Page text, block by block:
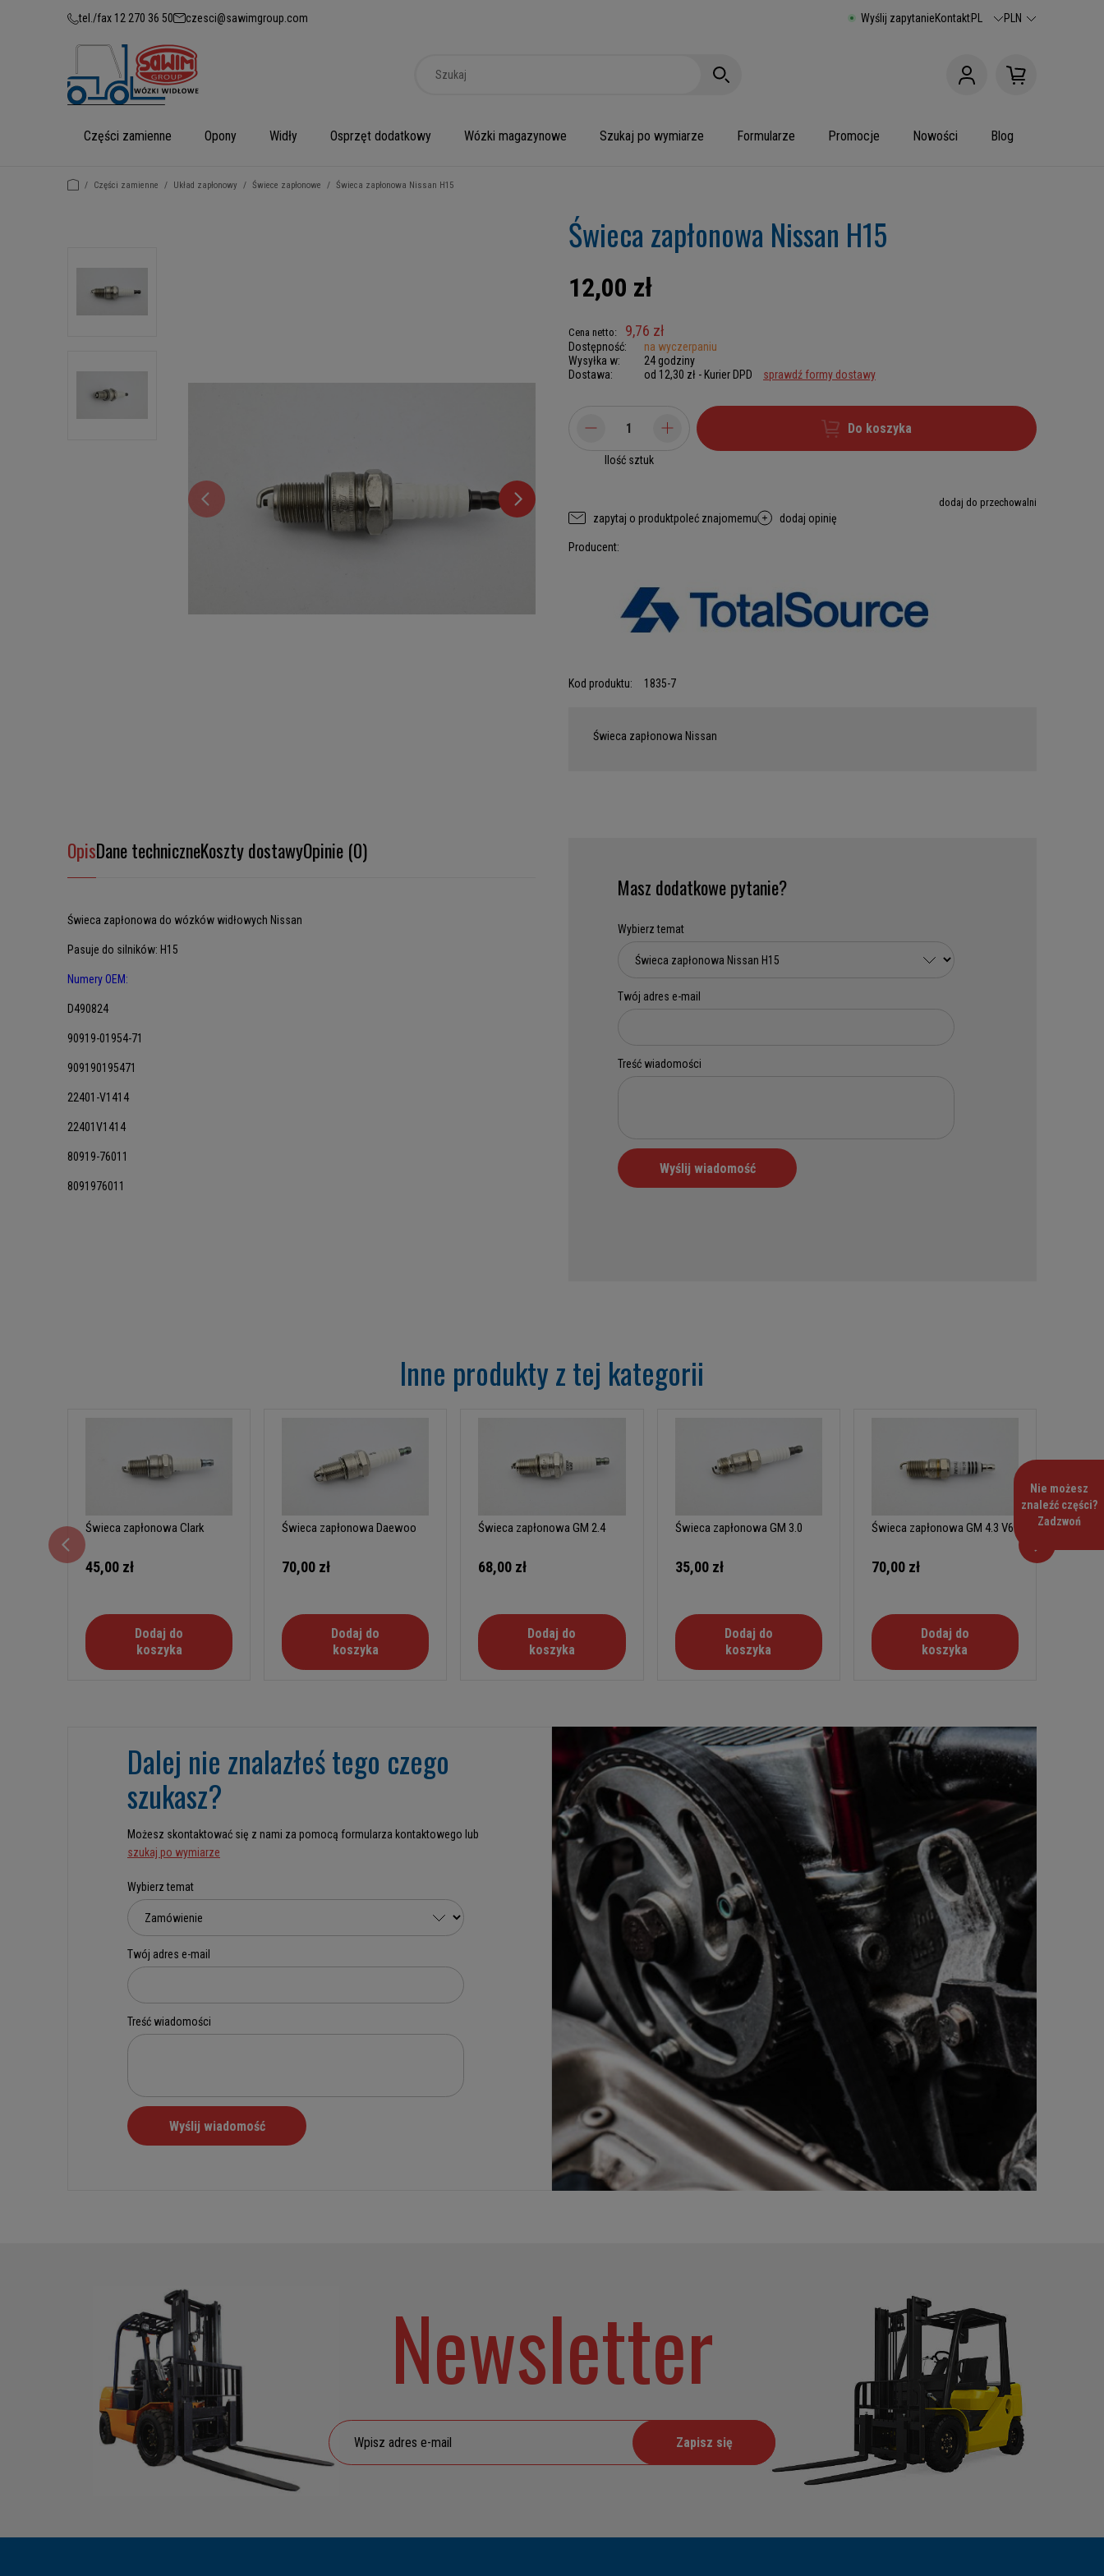
tel./fax 12 270 36 50 czesci@sawimgroup.com Wyślij zapytanieKontaktPL PLN
Części zamienne Opony Widły Osprzęt dodatkowy Wózki magazynowe Szukaj po wymiarze Formularze Promocje Nowości Blog
/ Części zamienne / Układ zapłonowy / Świece zapłonowe / Świeca zapłonowa Nissan H15
Świeca zapłonowa Nissan H15
12,00 zł
Cena netto: 9,76 zł
Dostępność:
na wyczerpaniu
Wysyłka w:
24 godziny
Dostawa:
od 12,30 zł - Kurier DPD sprawdź formy dostawy
Ilość sztuk
Do koszyka
dodaj do przechowalni
zapytaj o produktpoleć znajomemu dodaj opinię
Producent:
Kod produktu: 1835-7
Świeca zapłonowa Nissan
OpisDane techniczneKoszty dostawyOpinie (0)
Świeca zapłonowa do wózków widłowych Nissan
Pasuje do silników: H15
Numery OEM:
D490824
90919-01954-71
909190195471
22401-V1414
22401V1414
80919-76011
8091976011
Masz dodatkowe pytanie?
Inne produkty z tej kategorii
Świeca zapłonowa Clark
45,00 zł
Dodaj do
koszyka
Świeca zapłonowa Daewoo
70,00 zł
Dodaj do
koszyka
Świeca zapłonowa GM 2.4
68,00 zł
Dodaj do
koszyka
Świeca zapłonowa GM 3.0
35,00 zł
Dodaj do
koszyka
Świeca zapłonowa GM 4.3 V6
70,00 zł
Dodaj do
koszyka
Dalej nie znalazłeś tego czego
szukasz?
Możesz skontaktować się z nami za pomocą formularza kontaktowego lub
szukaj po wymiarze
Newsletter
Zapisz się
Nie możesz
znaleźć części?
Zadzwoń